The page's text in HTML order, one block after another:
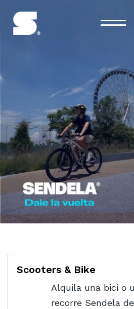
Scooters & Bike
Alquila una bici o
recorre Sendela